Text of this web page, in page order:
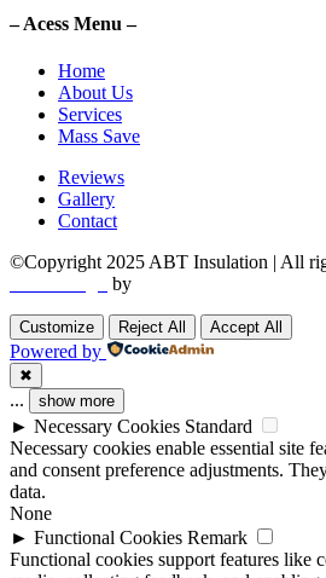
– Acess Menu –
Home
About Us
Services
Mass Save
Reviews
Gallery
Contact
©Copyright 2025 ABT Insulation | All
by
Customize Reject All Accept All
Powered by
✖
... show more
► Necessary Cookies Standard
Necessary cookies enable essential site
and consent preference adjustments.
data.
None
► Functional Cookies Remark
Functional cookies support features like